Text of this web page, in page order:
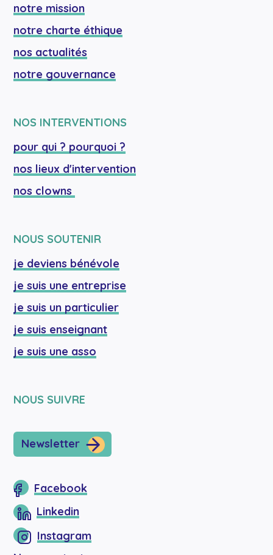
notre mission
notre charte éthique
nos actualités
notre gouvernance
NOS INTERVENTIONS
pour qui ? pourquoi ?
nos lieux d'intervention
nos clowns
NOUS SOUTENIR
je deviens bénévole
je suis une entreprise
je suis un particulier
je suis enseignant
je suis une asso
NOUS SUIVRE
Newsletter
Facebook
Linkedin
Instagram